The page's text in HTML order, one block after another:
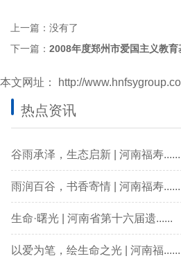
上一篇：没有了
下一篇： 2008年度郑州市爱国主义教育
本文网址： http://
热点资讯
谷雨承泽，生态启新 | 河南福寿......
雨润百谷，书香寄情 | 河南福寿......
生命·曙光 | 河南省第十六届遗......
以爱为笔，绘生命之光 | 河南福......